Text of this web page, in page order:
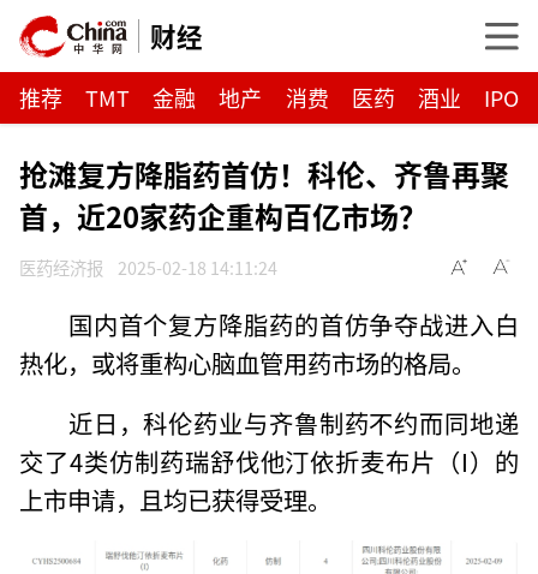
财经
推荐 TMT 金融 地产 消费 医药 酒业 IPO
抢滩复方降脂药首仿！科伦、齐鲁再聚
首，近20家药企重构百亿市场？
医药经济报 2025-02-18 14:11:24
国内首个复方降脂药的首仿争夺战进入白
热化，或将重构心脑血管用药市场的格局。
近日，科伦药业与齐鲁制药不约而同地递
交了4类仿制药瑞舒伐他汀依折麦布片（I）的
上市申请，且均已获得受理。